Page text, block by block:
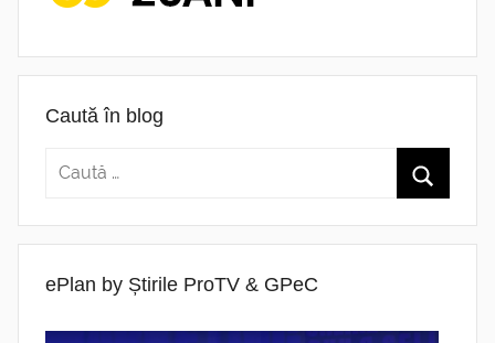
Caută în blog
ePlan by Știrile ProTV & GPeC